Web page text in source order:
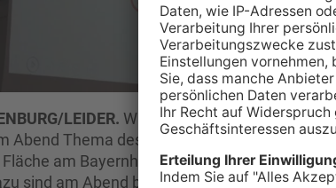
LEIDER. Was passiert mit dem
Abend Thema des ersten Bürgerforums in
am Bayernhafen ist seit langer Zeit
sind am Abend bei einem Bürgerdialog in